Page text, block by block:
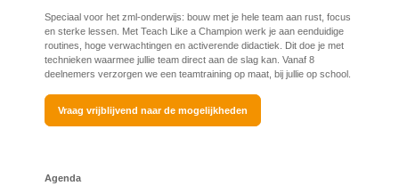
Speciaal voor het zml-onderwijs: bouw met je hele team aan rust, focus
en sterke lessen. Met Teach Like a Champion werk je aan eenduidige
routines, hoge verwachtingen en activerende didactiek. Dit doe je met
technieken waarmee jullie team direct aan de slag kan. Vanaf 8
deelnemers verzorgen we een teamtraining op maat, bij jullie op school.
Vraag vrijblijvend naar de mogelijkheden
Agenda